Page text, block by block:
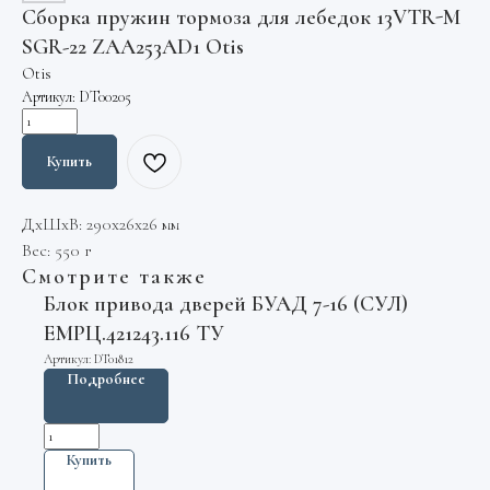
Сборка пружин тормоза для лебедок 13VTR-M
SGR-22 ZAA253AD1 Otis
Otis
Артикул: DT00205
Купить
ДxШxВ: 290x26x26 мм
Вес: 550 г
Смотрите также
Блок привода дверей БУАД 7-16 (СУЛ)
ЕМРЦ.421243.116 ТУ
Артикул: DT01812
Подробнее
Купить